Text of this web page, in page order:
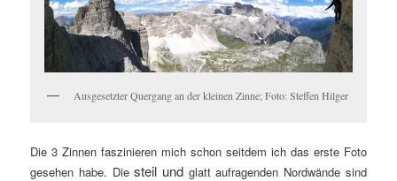
Ausgesetzter Quergang an der kleinen Zinne; Foto: Steffen Hilger
Die 3 Zinnen faszinieren mich schon seitdem ich das erste Foto
gesehen habe. Diesteil und glatt aufragenden Nordwände sind